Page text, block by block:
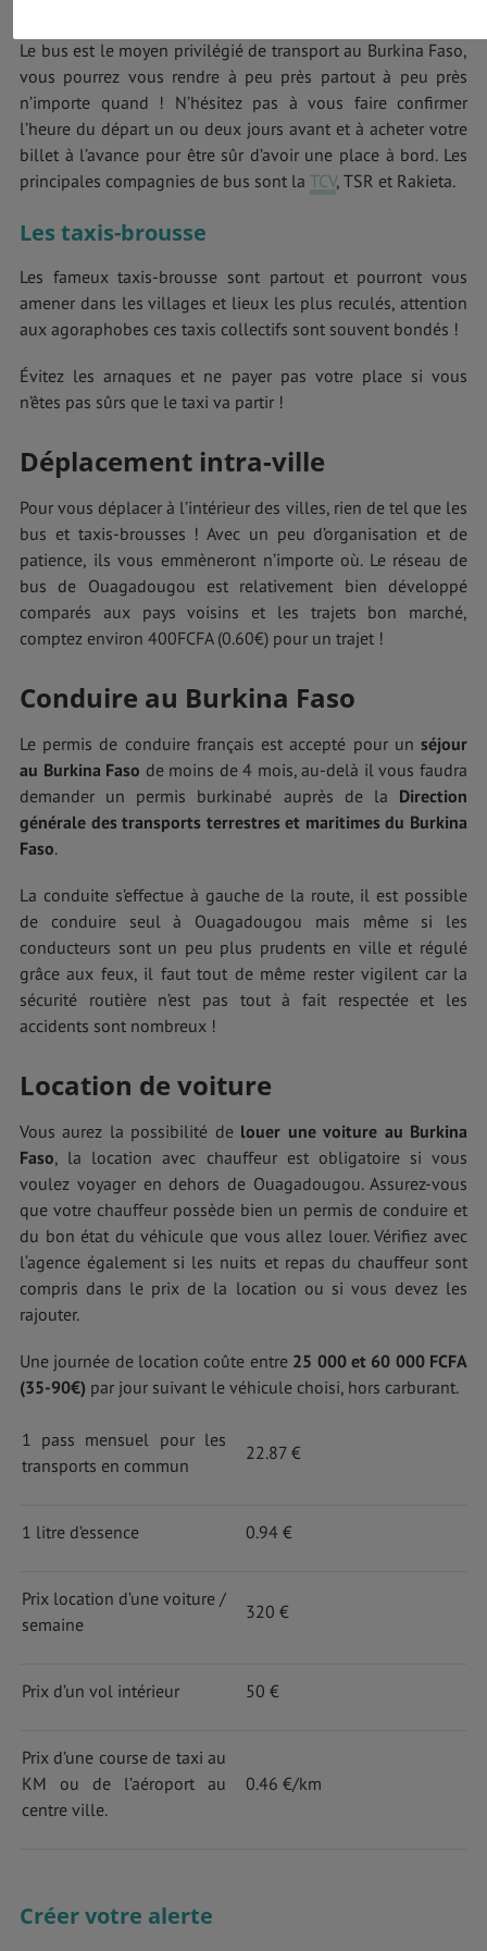
Le bus est le moyen privilégié de transport au Burkina Faso,
vous pourrez vous rendre à peu près partout à peu près
n’importe quand ! N’hésitez pas à vous faire confirmer
l’heure du départ un ou deux jours avant et à acheter votre
billet à l’avance pour être sûr d’avoir une place à bord. Les
principales compagnies de bus sont la TCV, TSR et Rakieta.
Les taxis-brousse
Les fameux taxis-brousse sont partout et pourront vous
amener dans les villages et lieux les plus reculés, attention
aux agoraphobes ces taxis collectifs sont souvent bondés !
Évitez les arnaques et ne payer pas votre place si vous
n’êtes pas sûrs que le taxi va partir !
Déplacement intra-ville
Pour vous déplacer à l’intérieur des villes, rien de tel que les
bus et taxis-brousses ! Avec un peu d’organisation et de
patience, ils vous emmèneront n’importe où. Le réseau de
bus de Ouagadougou est relativement bien développé
comparés aux pays voisins et les trajets bon marché,
comptez environ 400FCFA (0.60€) pour un trajet !
Conduire au Burkina Faso
Le permis de conduire français est accepté pour un séjour
au Burkina Faso de moins de 4 mois, au-delà il vous faudra
demander un permis burkinabé auprès de la Direction
générale des transports terrestres et maritimes du Burkina
Faso.
La conduite s’effectue à gauche de la route, il est possible
de conduire seul à Ouagadougou mais même si les
conducteurs sont un peu plus prudents en ville et régulé
grâce aux feux, il faut tout de même rester vigilent car la
sécurité routière n’est pas tout à fait respectée et les
accidents sont nombreux !
Location de voiture
Vous aurez la possibilité de louer une voiture au Burkina
Faso, la location avec chauffeur est obligatoire si vous
voulez voyager en dehors de Ouagadougou. Assurez-vous
que votre chauffeur possède bien un permis de conduire et
du bon état du véhicule que vous allez louer. Vérifiez avec
l‘agence également si les nuits et repas du chauffeur sont
compris dans le prix de la location ou si vous devez les
rajouter.
Une journée de location coûte entre 25 000 et 60 000 FCFA
(35-90€) par jour suivant le véhicule choisi, hors carburant.
1 pass mensuel pour les
transports en commun
22.87 €
1 litre d’essence 0.94 €
Prix location d’une voiture /
semaine
320 €
Prix d’un vol intérieur 50 €
Prix d’une course de taxi au
KM ou de l’aéroport au
centre ville.
0.46 €/km
Créer votre alerte